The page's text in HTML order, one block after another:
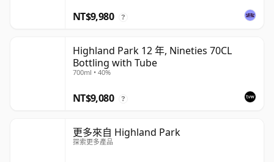
NT$9,980 ?
Highland Park 12 年, Nineties 70CL
Bottling with Tube
700ml • 40%
NT$9,080 ?
更多來自 Highland Park
探索更多產品